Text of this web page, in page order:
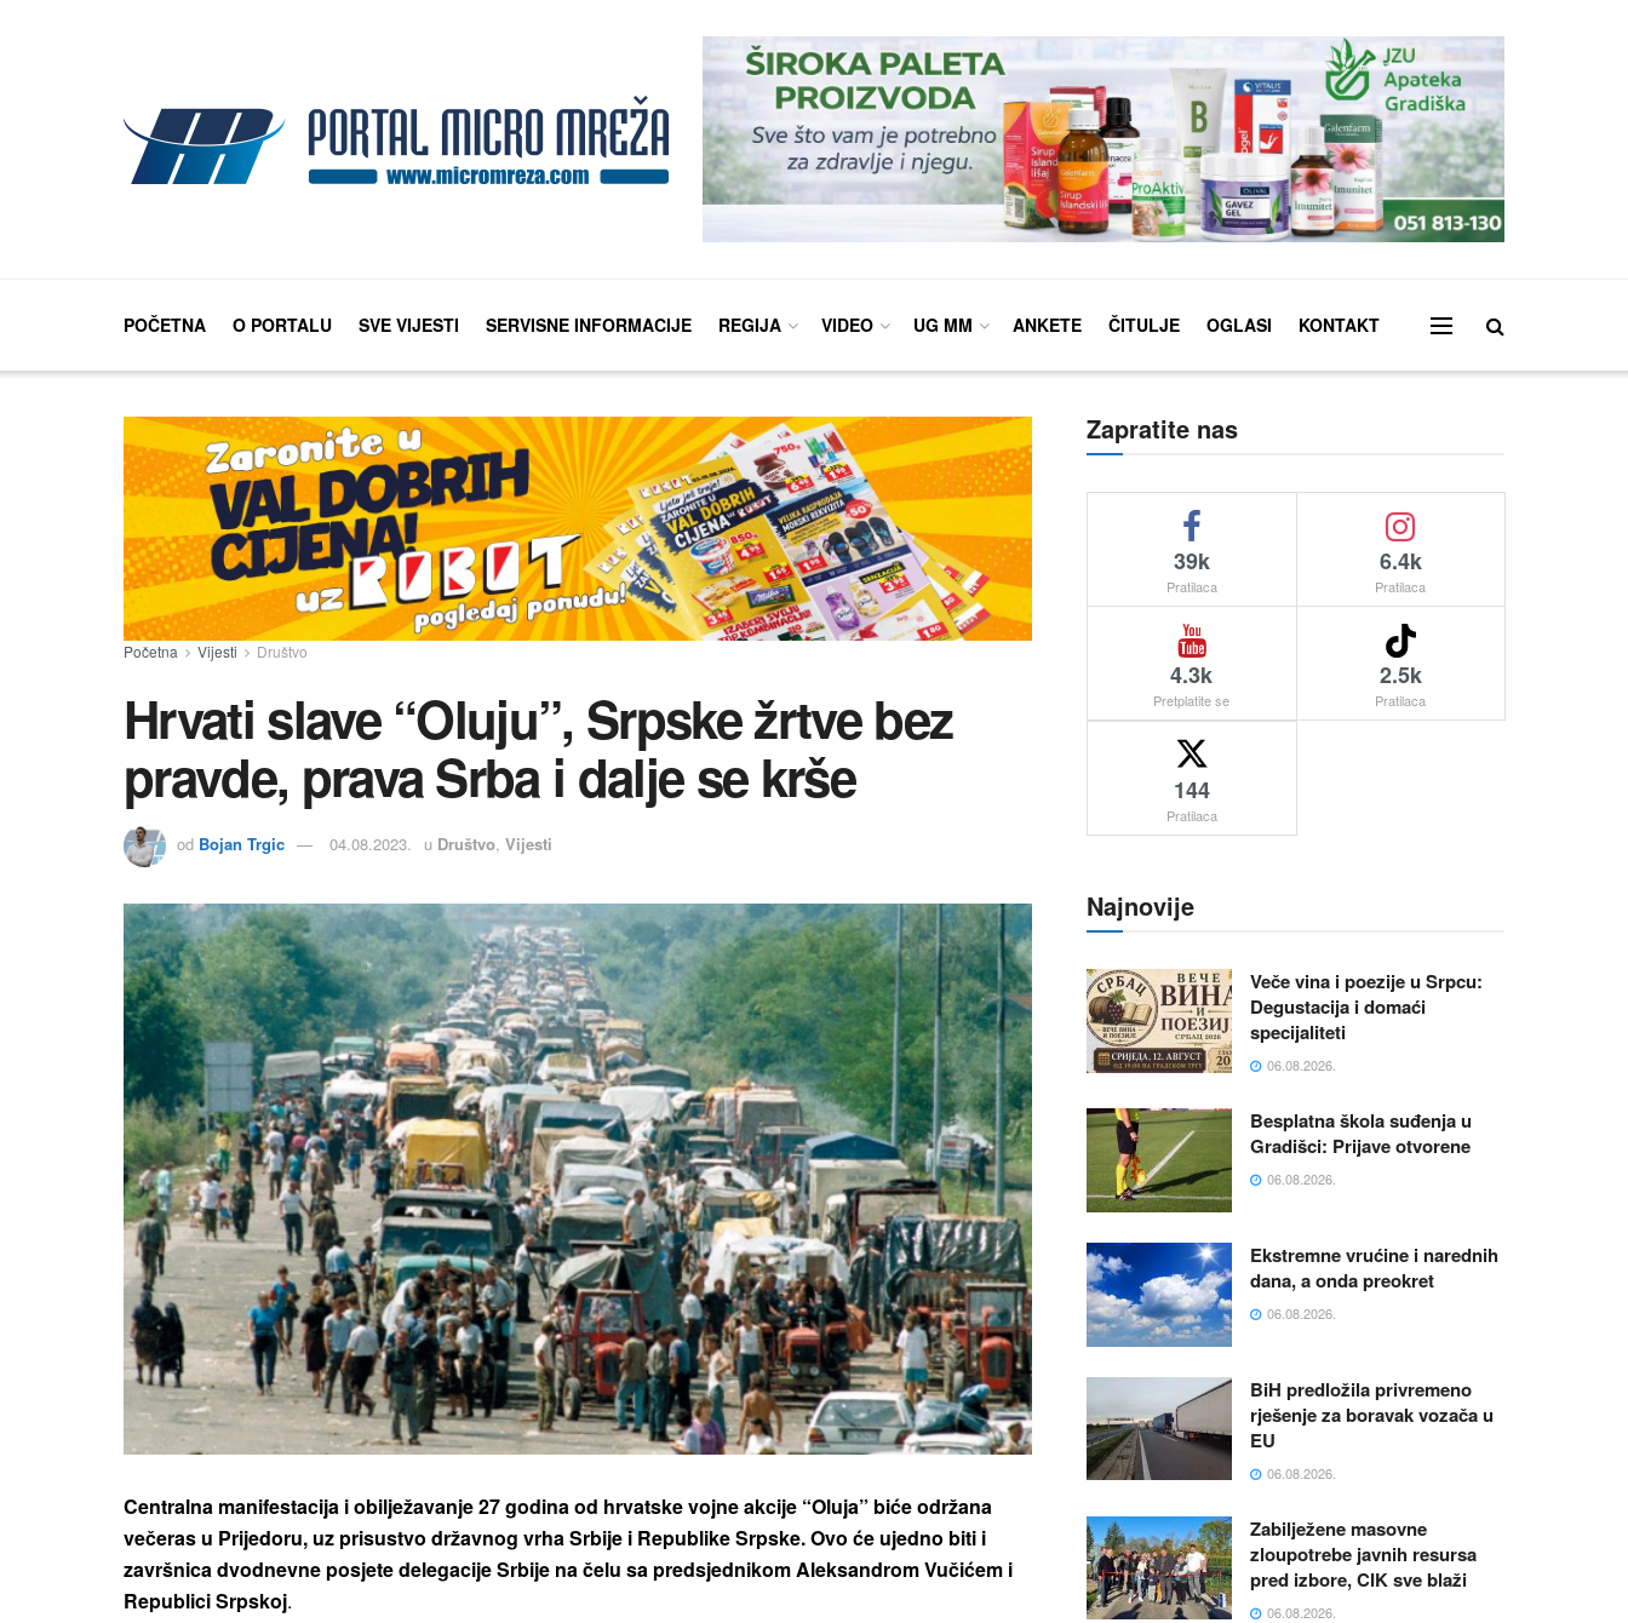
POČETNA O PORTALU SVE VIJESTI SERVISNE INFORMACIJE REGIJA VIDEO UG MM ANKETE ČITULJE OGLASI KONTAKT
Početna Vijesti Društvo
Hrvati slave “Oluju”, Srpske žrtve bez
pravde, prava Srba i dalje se krše
od Bojan Trgic 04.08.2023. u Društvo, Vijesti
Centralna manifestacija i obilježavanje 27 godina od hrvatske vojne akcije “Oluja” biće održana
večeras u Prijedoru, uz prisustvo državnog vrha Srbije i Republike Srpske. Ovo će ujedno biti i
završnica dvodnevne posjete delegacije Srbije na čelu sa predsjednikom Aleksandrom Vučićem i
Republici Srpskoj.
Zapratite nas
39k
Pratilaca
6.4k
Pratilaca
4.3k
Pretplatite se
2.5k
Pratilaca
144
Pratilaca
Najnovije
Veče vina i poezije u Srpcu:
Degustacija i domaći
specijaliteti
06.08.2026.
Besplatna škola suđenja u
Gradišci: Prijave otvorene
06.08.2026.
Ekstremne vrućine i narednih
dana, a onda preokret
06.08.2026.
BiH predložila privremeno
rješenje za boravak vozača u
EU
06.08.2026.
Zabilježene masovne
zloupotrebe javnih resursa
pred izbore, CIK sve blaži
06.08.2026.